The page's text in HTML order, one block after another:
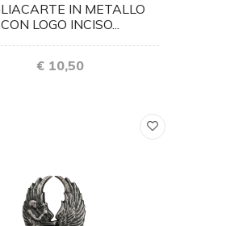
IN METALLO
CON LOGO INCISO...
€ 10,50